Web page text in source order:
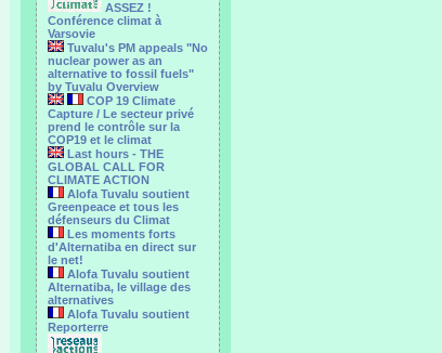
ASSEZ !
Conférence climat à
Varsovie
Tuvalu's PM appeals "No
nuclear power as an
alternative to fossil fuels"
by Tuvalu Overview
COP 19 Climate
Capture / Le secteur privé
prend le contrôle sur la
COP19 et le climat
Last hours - THE
GLOBAL CALL FOR
CLIMATE ACTION
Alofa Tuvalu soutient
Greenpeace et tous les
défenseurs du Climat
Les moments forts
d'Alternatiba en direct sur
le net!
Alofa Tuvalu soutient
Alternatiba, le village des
alternatives
Alofa Tuvalu soutient
Reporterre